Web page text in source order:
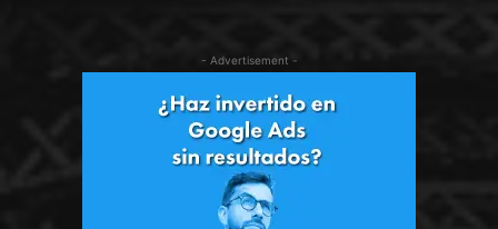
- Advertisement -